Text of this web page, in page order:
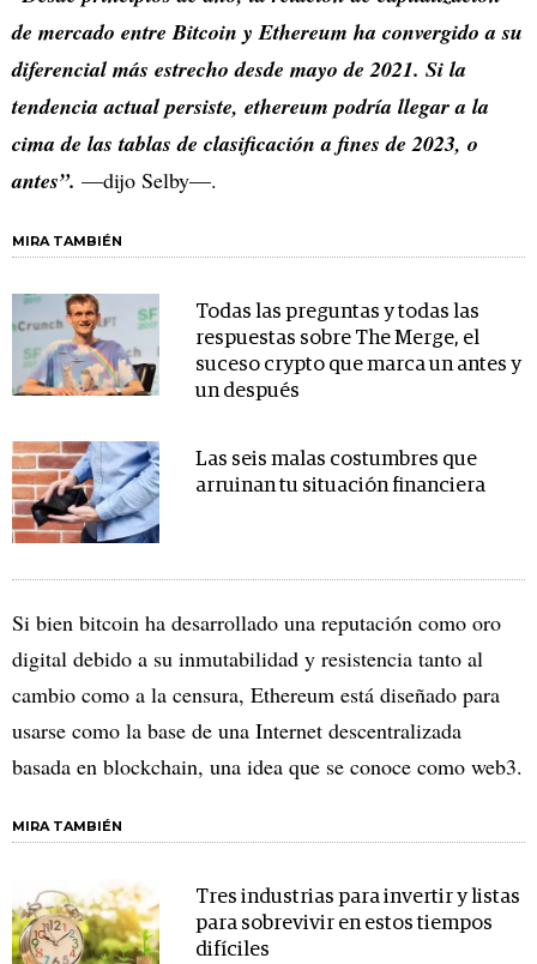
de mercado entre Bitcoin y Ethereum ha convergido a su
diferencial más estrecho desde mayo de 2021. Si la
tendencia actual persiste, ethereum podría llegar a la
cima de las tablas de clasificación a fines de 2023, o
antes”. —dijo Selby—.
MIRA TAMBIÉN
Todas las preguntas y todas las
respuestas sobre The Merge, el
suceso crypto que marca un antes y
un después
Las seis malas costumbres que
arruinan tu situación financiera
Si bien bitcoin ha desarrollado una reputación como oro
digital debido a su inmutabilidad y resistencia tanto al
cambio como a la censura, Ethereum está diseñado para
usarse como la base de una Internet descentralizada
basada en blockchain, una idea que se conoce como web3.
MIRA TAMBIÉN
Tres industrias para invertir y listas
para sobrevivir en estos tiempos
difíciles